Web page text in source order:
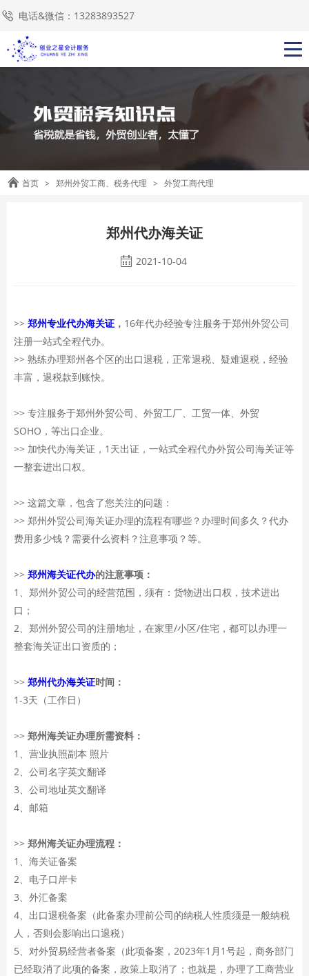
电话&微信：13283893527
首页 > 郑州外贸工商、税务代理 > 外贸工商代理
郑州代办海关证
2021-10-04
>> 郑州专业代办海关证 ， 16年代办经验专注服务于郑州外贸公司
注册一站式全程代办。
>> 熟练办理郑州各个区的出口退税，正常退税、疑难退税，经验
丰富，退税款到账快。
>> 专注服务于郑州外贸公司、外贸工厂、工贸一体、外贸
SOHO，等出口企业。
>> 加快代办海关证，1天出证，一站式全程代办外贸公司海关证等
一整套进出口权。
>> 这篇文章，包含了您关注的问题：
>> 郑州外贸公司海关证办理的流程有哪些？办理时间多久？代办
费用多少钱？需要什么资料？注意事项？等。
>> 郑州海关证代办的注意事项：
1、郑州外贸公司的经营范围，须有：货物进出口权，技术进出
口；
2、郑州外贸公司的注册地址，在家里/小区/住宅，都可以办理一
整套海关证出口资质的；
>> 郑州代办海关证时间：
1-3天（工作日）
>> 郑州海关证办理所需资料：
1、营业执照副本 照片
2、公司名字英文翻译
3、公司地址英文翻译
4、邮箱
>> 郑州海关证办理流程：
1、海关证备案
2、电子口岸卡
3、外汇备案
4、出口退税备案（此备案办理前公司的纳税人性质须是一般纳税
人，否则会影响出口退税）
5、对外贸易经营者备案（此项备案，2023年1月1号起，商务部门
已经取消了此项的备案，政策上取消了；也就是，办理了工商营业